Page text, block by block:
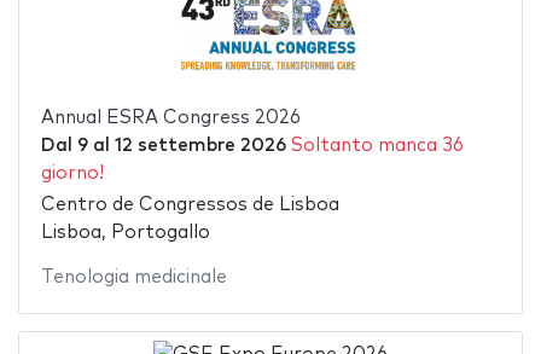
Annual ESRA Congress 2026
Dal 9al 12 settembre 2026 Soltanto manca 36
giorno!
Centro de Congressos de Lisboa
Lisboa, Portogallo
Tenologia medicinale